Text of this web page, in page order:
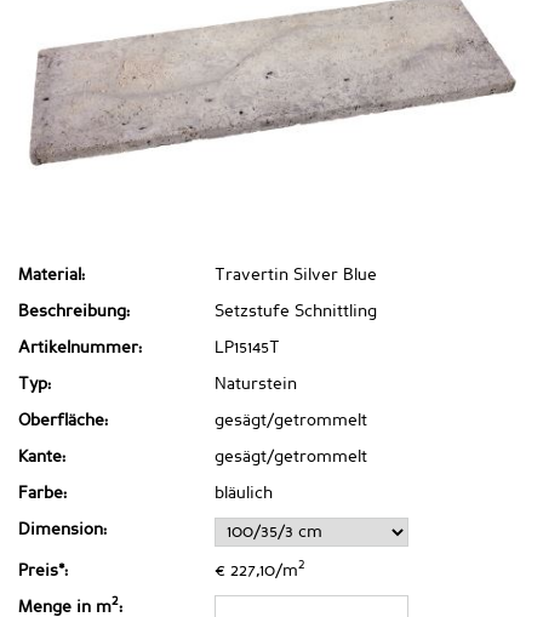
Material: Travertin Silver Blue
Beschreibung: Setzstufe Schnittling
Artikelnummer: LP15145T
Typ: Naturstein
Oberfläche: gesägt/getrommelt
Kante: gesägt/getrommelt
Farbe: bläulich
Dimension:
Preis*: € 227,10/m2
Menge in m2: